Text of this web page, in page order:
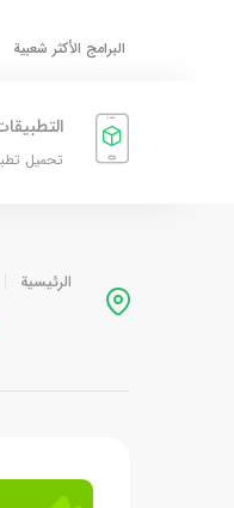
البرامج الأكثر شعبية
تحميل
الرئيسية